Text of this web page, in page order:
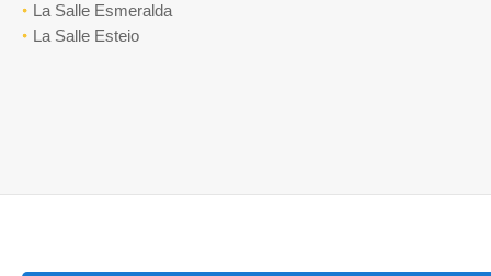
La Salle Esmeralda
La Salle Esteio